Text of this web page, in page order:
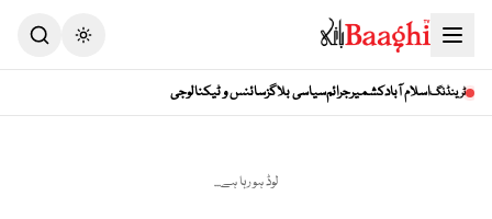
Toggle theme
ٹرینڈنگاسلام آبادکشمیرجرائمسیاسی بلاگزسائنس و ٹیکنالوجی
لوڈ ہو رہا ہے...